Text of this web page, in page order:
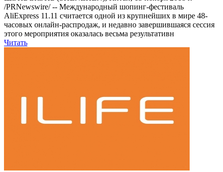
/PRNewswire/ -- Международный шопинг-фестиваль
AliExpress 11.11 считается одной из крупнейших в мире 48-
часовых онлайн-распродаж, и недавно завершившаяся сессия
этого мероприятия оказалась весьма результативн
Читать